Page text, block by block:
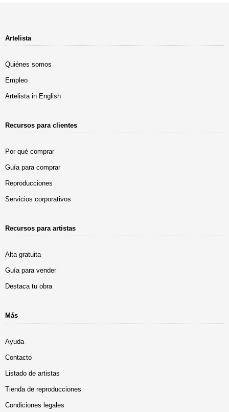
Artelista
Quiénes somos
Empleo
Artelista in English
Recursos para clientes
Por qué comprar
Guía para comprar
Reproducciones
Servicios corporativos
Recursos para artistas
Alta gratuita
Guía para vender
Destaca tu obra
Más
Ayuda
Contacto
Listado de artistas
Tienda de reproducciones
Condiciones legales